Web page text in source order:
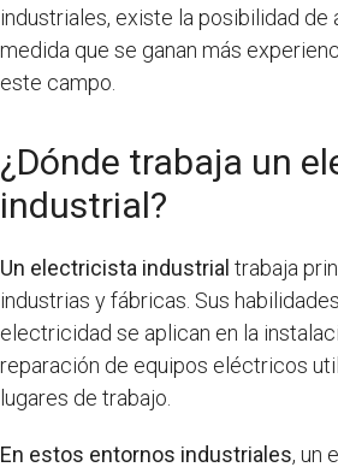
industriales, existe la posibilidad de
medida que se ganan más
este campo.
¿Dónde trabaja un
industrial?
Un electricista industrial trabaja
industrias y fábricas. Sus
electricidad se aplican en la
reparación de equipos eléctricos
lugares de trabajo.
En estos entornos industriales, un